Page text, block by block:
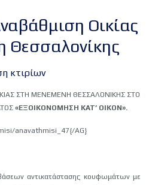
Οικίας
Θεσσαλονίκης
κτιρίων
ΣΤΗ ΜΕΝΕΜΕΝΗ ΘΕΣΣΑΛΟΝΙΚΗΣ ΣΤΟ
«ΕΞΟΙΚΟΝΟΜΗΣΗ ΚΑΤ’ ΟΙΚΟΝ».
anavathmisi_47{/AG}
αντικατάστασης κουφωμάτων με